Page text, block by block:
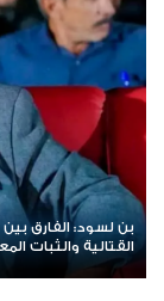
هيئة بريطانية: